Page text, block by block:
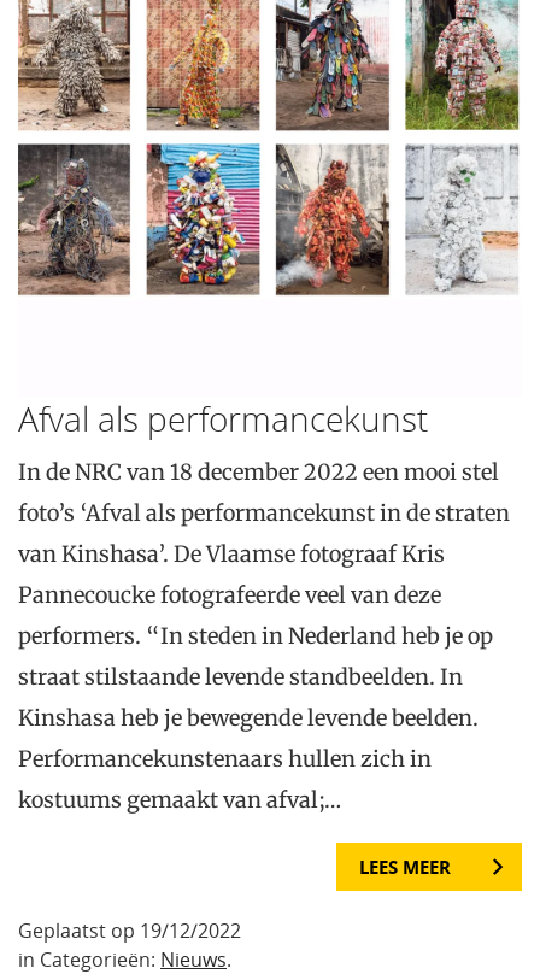
Afval als performancekunst
In de NRC van 18 december 2022 een mooi stel
foto’s ‘Afval als performancekunst in de straten
van Kinshasa’. De Vlaamse fotograaf Kris
Pannecoucke fotografeerde veel van deze
performers. “In steden in Nederland heb je op
straat stilstaande levende standbeelden. In
Kinshasa heb je bewegende levende beelden.
Performancekunstenaars hullen zich in
kostuums gemaakt van afval;…
LEES MEER
Geplaatst op 19/12/2022
in Categorieën: Nieuws.